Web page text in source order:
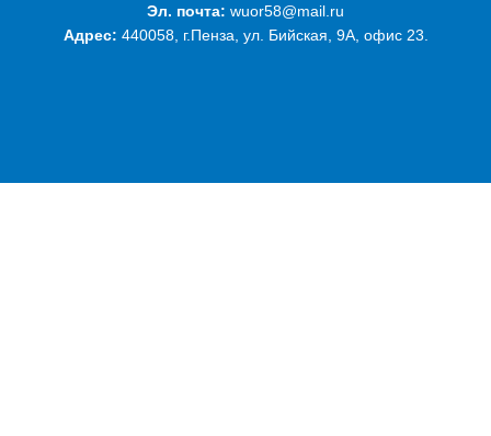
Эл. почта: wuor58@mail.ru
Адрес: 440058, г.Пенза, ул. Бийская, 9А, офис 23.